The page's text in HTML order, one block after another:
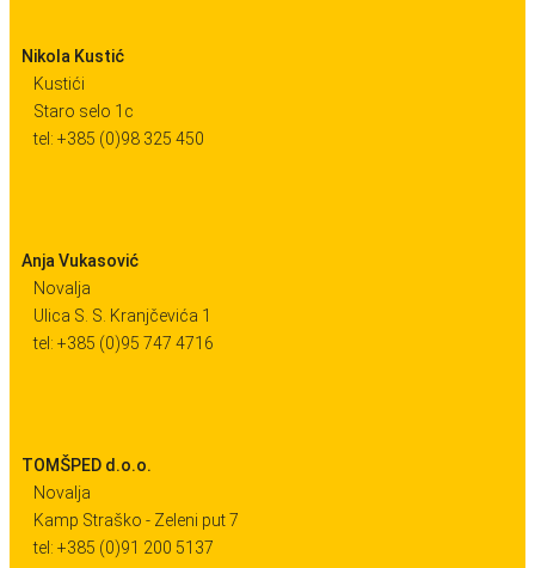
Nikola Kustić
Kustići
Staro selo 1c
tel: +385 (0)98 325 450
Anja Vukasović
Novalja
Ulica S. S. Kranjčevića 1
tel: +385 (0)95 747 4716
TOMŠPED d.o.o.
Novalja
Kamp Straško - Zeleni put 7
tel: +385 (0)91 200 5137